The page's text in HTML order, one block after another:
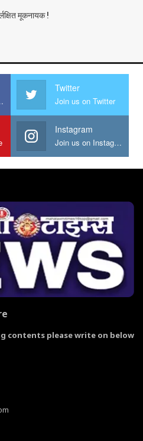
मूकनायक !
Twitter
Join us on Twitter
Instagram
Join us on Instagram
contents please write on below